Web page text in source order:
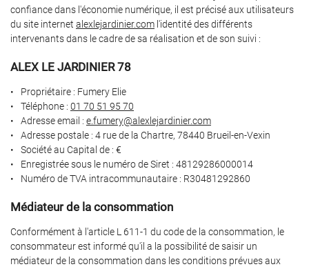
 Recopier le code ci-contre
Rafraîchir le captcha
En cochant cette case, vous consentez à recevoir nos propositions commerciales à
utilisant
le formulaire de désinscription.
Inscription
confiance dans l'économie numérique, il est précisé aux utilisateurs
du site internet alexlejardinier.com l'identité des différents
intervenants dans le cadre de sa réalisation et de son suivi :
ALEX LE JARDINIER 78
Propriétaire : Fumery Elie
Téléphone : 01 70 51 95 70
Adresse email :
Adresse postale : 4 rue de la Chartre, 78440 Brueil-en-Vexin
Société au Capital de : €
Enregistrée sous le numéro de Siret : 48129286000014
Numéro de TVA intracommunautaire : R30481292860
Médiateur de la consommation
Conformément à l'article L 611-1 du code de la consommation, le
consommateur est informé qu'il a la possibilité de saisir un
médiateur de la consommation dans les conditions prévues aux